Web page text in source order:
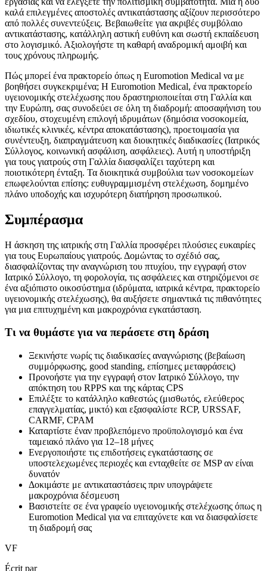
καλά επιλεγμένες αποστολές αντικατάστασης αξίζουν περισσότερο
από πολλές συνεντεύξεις. Βεβαιωθείτε για ακριβές συμβόλαιο
αντικατάστασης, κατάλληλη αστική ευθύνη και σωστή εκπαίδευση
στο λογισμικό. Αξιολογήστε τη καθαρή αναδρομική αμοιβή και
τους χρόνους πληρωμής.
Πώς μπορεί ένα πρακτορείο όπως η Euromotion Medical να με
βοηθήσει συγκεκριμένα; Η Euromotion Medical, ένα πρακτορείο
υγειονομικής στελέχωσης που δραστηριοποιείται στη Γαλλία και
την Ευρώπη, σας συνοδεύει σε όλη τη διαδρομή: αποσαφήνιση του
σχεδίου, στοχευμένη επιλογή ιδρυμάτων (δημόσια νοσοκομεία,
ιδιωτικές κλινικές, κέντρα αποκατάστασης), προετοιμασία για
συνέντευξη, διαπραγμάτευση και διοικητικές διαδικασίες (Ιατρικός
Σύλλογος, κοινωνική ασφάλιση, ασφάλειες). Αυτή η υποστήριξη
για τους γιατρούς στη Γαλλία διασφαλίζει ταχύτερη και
ποιοτικότερη ένταξη. Τα διοικητικά συμβούλια των νοσοκομείων
επωφελούνται επίσης: ευθυγραμμισμένη στελέχωση, δομημένο
πλάνο υποδοχής και ισχυρότερη διατήρηση προσωπικού.
Συμπέρασμα
Η άσκηση της ιατρικής στη Γαλλία προσφέρει πλούσιες ευκαιρίες
για τους Ευρωπαίους γιατρούς. Δομώντας το σχέδιό σας,
διασφαλίζοντας την αναγνώριση του πτυχίου, την εγγραφή στον
Ιατρικό Σύλλογο, τη φορολογία, τις ασφάλειες και στηριζόμενοι σε
ένα αξιόπιστο οικοσύστημα (ιδρύματα, ιατρικά κέντρα, πρακτορείο
υγειονομικής στελέχωσης), θα αυξήσετε σημαντικά τις πιθανότητες
για μια επιτυχημένη και μακροχρόνια εγκατάσταση.
Τι να θυμάστε για να περάσετε στη δράση
Ξεκινήστε νωρίς τις διαδικασίες αναγνώρισης (βεβαίωση
συμμόρφωσης, good standing, επίσημες μεταφράσεις)
Προνοήστε για την εγγραφή στον Ιατρικό Σύλλογο, την
απόκτηση του RPPS και της κάρτας CPS
Επιλέξτε το κατάλληλο καθεστώς (μισθωτός, ελεύθερος
επαγγελματίας, μικτό) και εξασφαλίστε RCP, URSSAF,
CARMF, CPAM
Καταρτίστε έναν προβλεπόμενο προϋπολογισμό και ένα
ταμειακό πλάνο για 12–18 μήνες
Ενεργοποιήστε τις επιδοτήσεις εγκατάστασης σε
υποστελεχωμένες περιοχές και ενταχθείτε σε MSP αν είναι
δυνατόν
Δοκιμάστε με αντικαταστάσεις πριν υπογράψετε
μακροχρόνια δέσμευση
Βασιστείτε σε ένα γραφείο υγειονομικής στελέχωσης όπως η
Euromotion Medical για να επιταχύνετε και να διασφαλίσετε
τη διαδρομή σας
VF
Écrit par